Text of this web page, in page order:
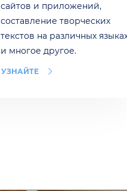
сайтов и приложений,
составление творческих
текстов на различных
и многое другое.
УЗНАЙТЕ